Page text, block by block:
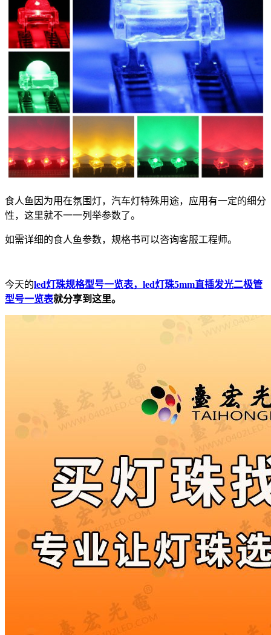
食人鱼因为用在氛围灯，汽车灯特殊用途，应用有一定的细分
性，这里就不一一列举参数了。
如需详细的食人鱼参数，规格书可以咨询客服工程师。
今天的led灯珠规格型号一览表，led灯珠5mm直插发光二极管
型号一览表就分享到这里。